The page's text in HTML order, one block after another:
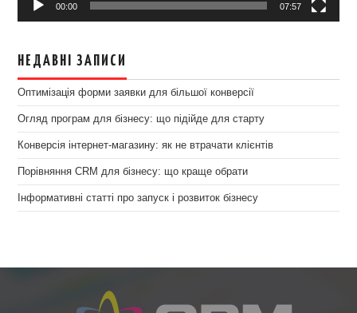
00:00 07:57
НЕДАВНІ ЗАПИСИ
Оптимізація форми заявки для більшої конверсії
Огляд програм для бізнесу: що підійде для старту
Конверсія інтернет-магазину: як не втрачати клієнтів
Порівняння CRM для бізнесу: що краще обрати
Інформативні статті про запуск і розвиток бізнесу